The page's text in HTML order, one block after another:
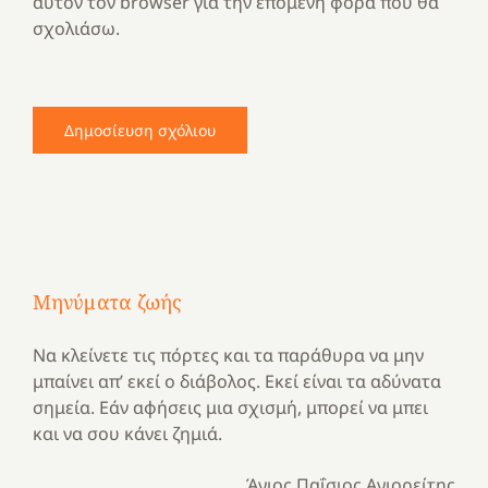
σχολιάσω.
Μηνύματα ζωής
Να κλείνετε τις πόρτες και τα παράθυρα να μην
μπαίνει απ’ εκεί ο διάβολος. Εκεί είναι τα αδύνατα
σημεία. Εάν αφήσεις μια σχισμή, μπορεί να μπει
και να σου κάνει ζημιά.